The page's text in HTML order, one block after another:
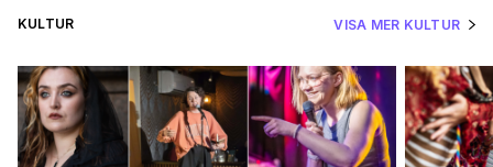
KULTUR VISA MER KULTUR